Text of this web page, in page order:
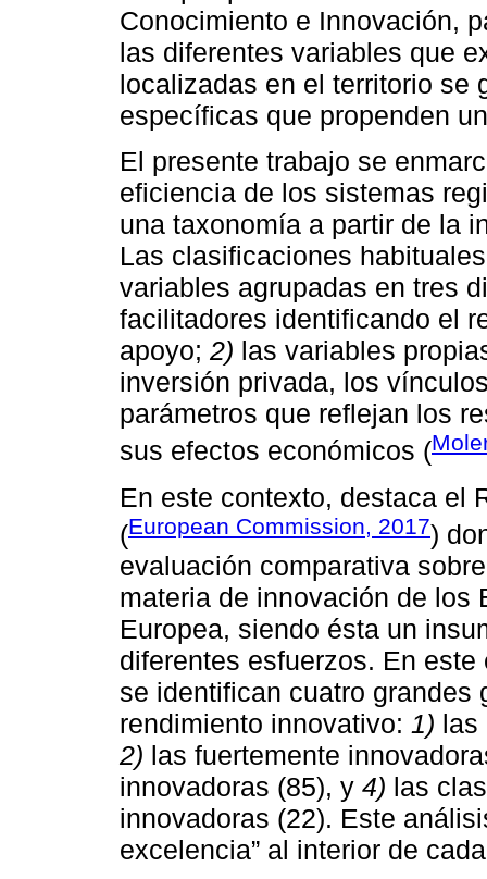
Conocimiento e Innovación,
las diferentes variables que
localizadas en el territorio se
específicas que propenden
El presente trabajo se
eficiencia de los sistemas
una taxonomía a partir de la
Las clasificaciones
variables agrupadas en tres
facilitadores identificando el
apoyo; 2) las variables
inversión privada, los
parámetros que reflejan los
sus efectos económicos (
En este contexto, destaca el
(European Commission, 2017)
evaluación comparativa
materia de innovación de los
Europea, siendo ésta un
diferentes esfuerzos. En
se identifican cuatro grandes
rendimiento innovativo: 1) las
2) las fuertemente
innovadoras (85), y 4) las
innovadoras (22). Este
excelencia” al interior de